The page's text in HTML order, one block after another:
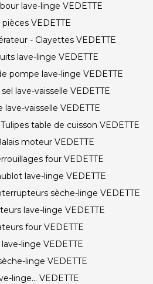
lave-linge VEDETTE
VEDETTE
- Clayettes VEDETTE
lave-linge VEDETTE
pompe lave-linge VEDETTE
lave-vaisselle VEDETTE
lave-vaisselle VEDETTE
table de cuisson VEDETTE
moteur VEDETTE
four VEDETTE
lave-linge VEDETTE
sèche-linge VEDETTE
lave-linge VEDETTE
four VEDETTE
linge VEDETTE
linge VEDETTE
linge... VEDETTE